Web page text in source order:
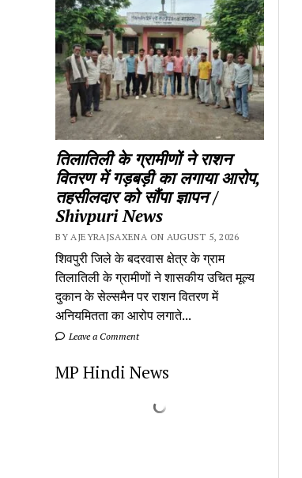
तिलातिली के ग्रामीणों ने राशन
वितरण में गड़बड़ी का लगाया आरोप,
तहसीलदार को सौंपा ज्ञापन /
Shivpuri News
BY AJEYRAJSAXENA ON AUGUST 5, 2026
शिवपुरी जिले के बदरवास क्षेत्र के ग्राम
तिलातिली के ग्रामीणों ने शासकीय उचित मूल्य
दुकान के सेल्समैन पर राशन वितरण में
अनियमितता का आरोप लगाते...
Leave a Comment
MP Hindi News